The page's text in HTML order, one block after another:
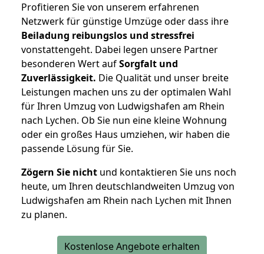
Profitieren Sie von unserem erfahrenen
Netzwerk für günstige Umzüge oder dass ihre
Beiladung reibungslos und stressfrei
vonstattengeht. Dabei legen unsere Partner
besonderen Wert aufSorgfalt und
Zuverlässigkeit. Die Qualität und unser breite
Leistungen machen uns zu der optimalen Wahl
für Ihren Umzug von Ludwigshafen am Rhein
nach Lychen. Ob Sie nun eine kleine Wohnung
oder ein großes Haus umziehen, wir haben die
passende Lösung für Sie.
Zögern Sie nicht und kontaktieren Sie uns noch
heute, um Ihren deutschlandweiten Umzug von
Ludwigshafen am Rhein nach Lychen mit Ihnen
zu planen.
Kostenlose Angebote erhalten